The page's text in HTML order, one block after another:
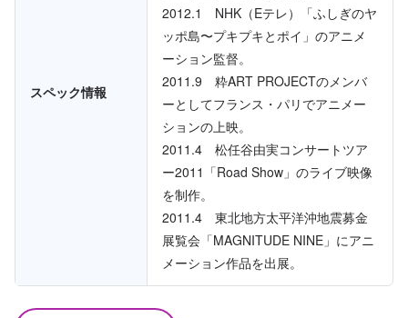
スペック情報
2012.1 NHK（Eテレ）「ふしぎのヤ
ッポ島〜プキプキとポイ」のアニメ
ーション監督。
2011.9 粋ART PROJECTのメンバ
ーとしてフランス・パリでアニメー
ションの上映。
2011.4 松任谷由実コンサートツア
ー2011「Road Show」のライブ映像
を制作。
2011.4 東北地方太平洋沖地震募金
展覧会「MAGNITUDE NINE」にアニ
メーション作品を出展。